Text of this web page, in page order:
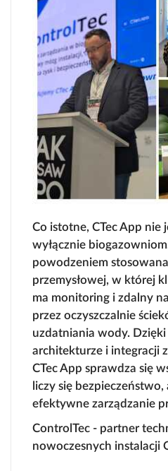
Co istotne, CTec App nie
wyłącznie
powodzeniem
przemysłowej, w której
ma monitoring i zdalny
przez oczyszczalnie
uzdatniania wody. Dzięki
architekturze i integracji
CTec App sprawdza się
liczy się
efektywne zarządzanie
ControlTec - partner
nowoczesnych instalacji